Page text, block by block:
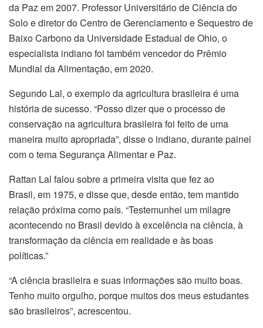
da Paz em 2007. Professor Universitário de Ciência do
Solo e diretor do Centro de Gerenciamento e Sequestro de
Baixo Carbono da Universidade Estadual de Ohio, o
especialista indiano foi também vencedor do Prêmio
Mundial da Alimentação, em 2020.
Segundo Lal, o exemplo da agricultura brasileira é uma
história de sucesso. “Posso dizer que o processo de
conservação na agricultura brasileira foi feito de uma
maneira muito apropriada”, disse o indiano, durante painel
com o tema Segurança Alimentar e Paz.
Rattan Lal falou sobre a primeira visita que fez ao
Brasil, em 1975, e disse que, desde então, tem mantido
relação próxima como país. “Testemunhei um milagre
acontecendo no Brasil devido à excelência na ciência, à
transformação da ciência em realidade e às boas
políticas.”
“A ciência brasileira e suas informações são muito boas.
Tenho muito orgulho, porque muitos dos meus estudantes
são brasileiros”, acrescentou.